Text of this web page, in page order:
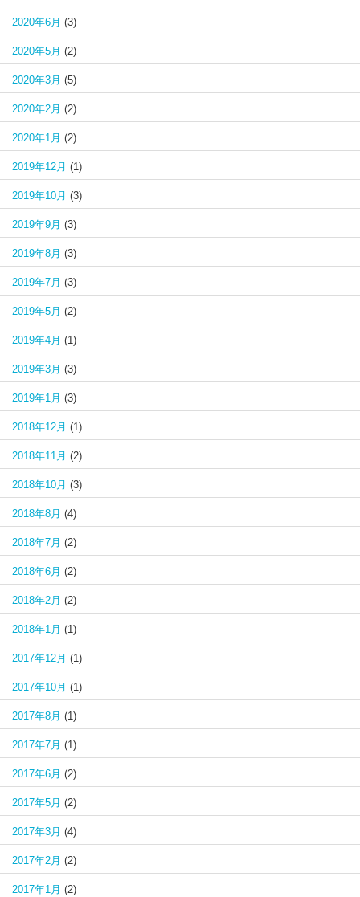
2020年6月 (3)
2020年5月 (2)
2020年3月 (5)
2020年2月 (2)
2020年1月 (2)
2019年12月 (1)
2019年10月 (3)
2019年9月 (3)
2019年8月 (3)
2019年7月 (3)
2019年5月 (2)
2019年4月 (1)
2019年3月 (3)
2019年1月 (3)
2018年12月 (1)
2018年11月 (2)
2018年10月 (3)
2018年8月 (4)
2018年7月 (2)
2018年6月 (2)
2018年2月 (2)
2018年1月 (1)
2017年12月 (1)
2017年10月 (1)
2017年8月 (1)
2017年7月 (1)
2017年6月 (2)
2017年5月 (2)
2017年3月 (4)
2017年2月 (2)
2017年1月 (2)